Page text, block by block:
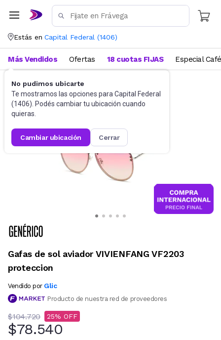
Estás en Capital Federal (1406)
No pudimos ubicarte
Te mostramos las opciones para Capital Federal
(1406). Podés cambiar tu ubicación cuando
quieras.
cambiar ubicación cerrar
Más Vendidos Ofertas 18 cuotas FIJAS Especial Café
Accesorios Anteojos de sol
Gafas de sol aviador VIVIENFANG VF2203
proteccion
Vendido por Glic
Producto de nuestra red de proveedores
$104.720 25
$78.540